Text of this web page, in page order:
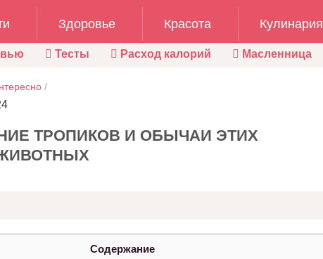
Здоровье Красота Кулинария
Тесты Расход калорий Масленница
/
ТРОПИКОВ И ОБЫЧАИ ЭТИХ
Содержание